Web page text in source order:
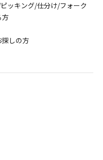
ッキング/仕分け/フォーク
方
探しの方